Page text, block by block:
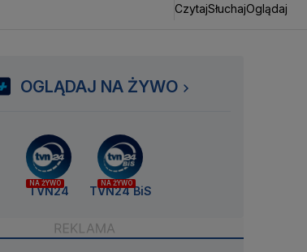
CzytajSłuchajOglądaj
OGLĄDAJ NA ŻYWO
NA ŻYWO
TVN24
NA ŻYWO
TVN24 BiS